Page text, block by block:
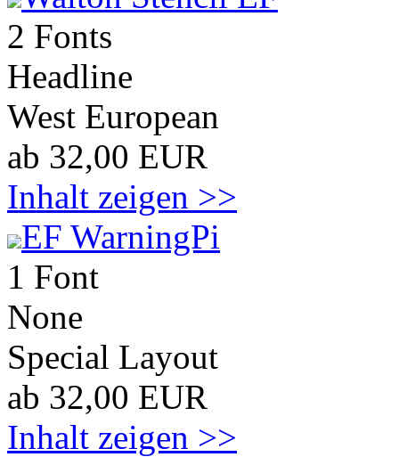
2 Fonts
Headline
West European
ab 32,00 EUR
Inhalt zeigen >>
EF WarningPi
1 Font
None
Special Layout
ab 32,00 EUR
Inhalt zeigen >>